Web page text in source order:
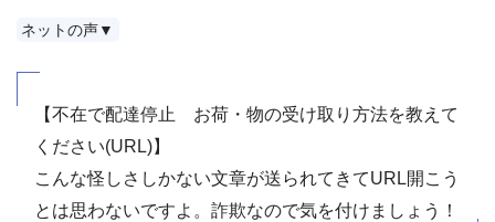
ネットの声▼
【不在で配達停止 お荷・物の受け取り方法を教えて
ください(URL)】
こんな怪しさしかない文章が送られてきてURL開こう
とは思わないですよ。詐欺なので気を付けましょう！